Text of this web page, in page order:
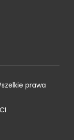
prawa